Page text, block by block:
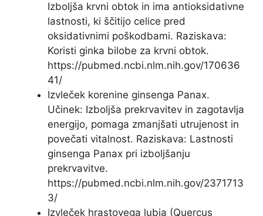
Izboljša krvni obtok in ima antioksidativne
lastnosti, ki ščitijo celice pred
oksidativnimi poškodbami. Raziskava:
Koristi ginka bilobe za krvni obtok.
https://pubmed.ncbi.nlm.nih.gov/170636
41/
Izvleček korenine ginsenga Panax.
Učinek: Izboljša prekrvavitev in zagotavlja
energijo, pomaga zmanjšati utrujenost in
povečati vitalnost. Raziskava: Lastnosti
ginsenga Panax pri izboljšanju
prekrvavitve.
https://pubmed.ncbi.nlm.nih.gov/2371713
3/
Izvleček hrastovega lubja (Quercus